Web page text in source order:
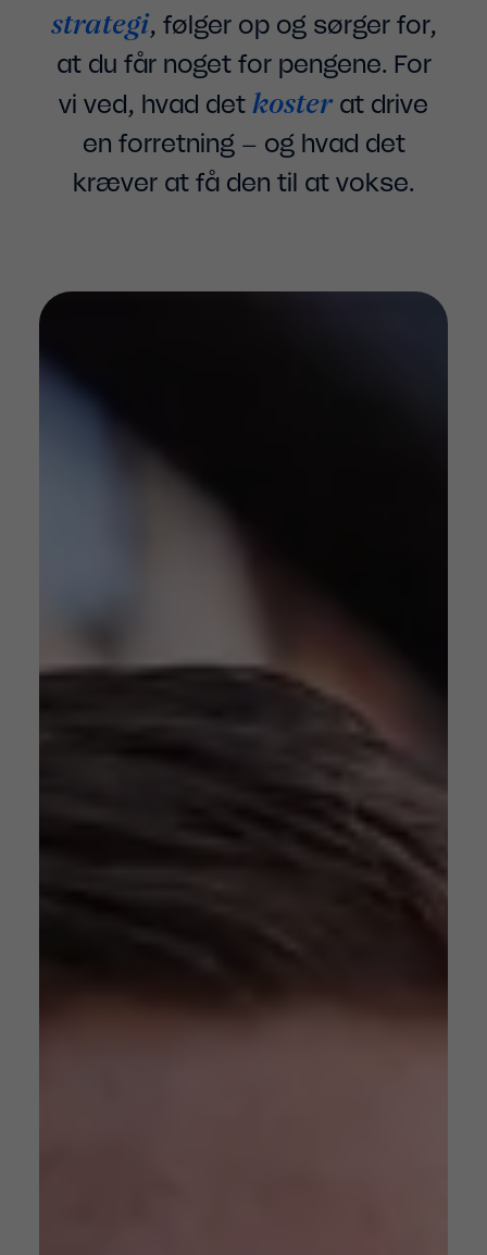
strategi, følger op og sørger for,
at du får noget for pengene. For
vi ved, hvad det koster at drive
en forretning – og hvad det
kræver at få den til at vokse.